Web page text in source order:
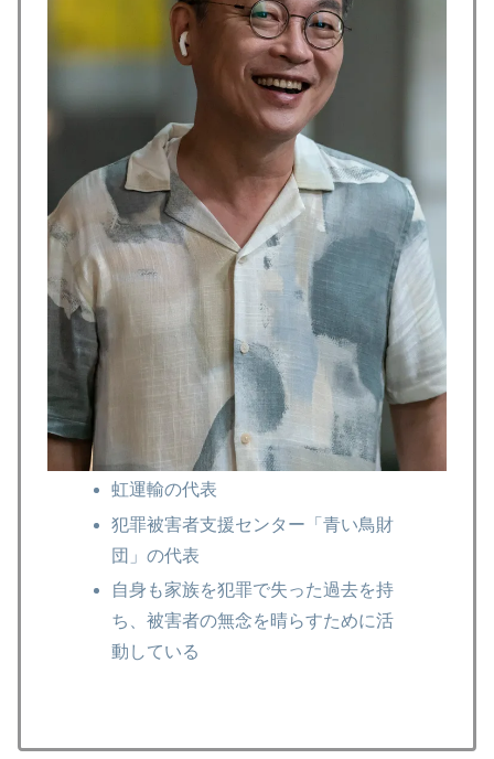
虹運輸の代表
犯罪被害者支援センター「青い鳥財
団」の代表
自身も家族を犯罪で失った過去を持
ち、被害者の無念を晴らすために活
動している